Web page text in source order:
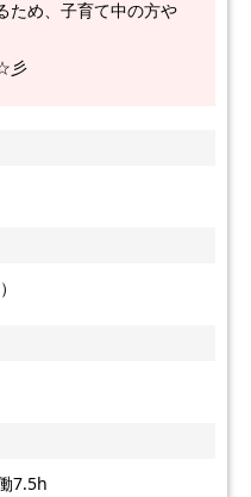
ため、子育て中の方や
彡
7.5h